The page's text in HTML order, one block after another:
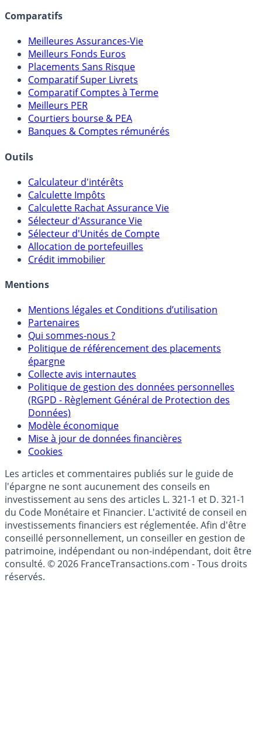
Comparatifs
Meilleures Assurances-Vie
Meilleurs Fonds Euros
Placements Sans Risque
Comparatif Super Livrets
Comparatif Comptes à Terme
Meilleurs PER
Courtiers bourse & PEA
Banques & Comptes rémunérés
Outils
Calculateur d'intérêts
Calculette Impôts
Calculette Rachat Assurance Vie
Sélecteur d'Assurance Vie
Sélecteur d'Unités de Compte
Allocation de portefeuilles
Crédit immobilier
Mentions
Mentions légales et Conditions d’utilisation
Partenaires
Qui sommes-nous ?
Politique de référencement des placements
épargne
Collecte avis internautes
Politique de gestion des données personnelles
(RGPD - Règlement Général de Protection des
Données)
Modèle économique
Mise à jour de données financières
Cookies
Les articles et commentaires publiés sur le guide de
l'épargne ne sont aucunement des conseils en
investissement au sens des articles L. 321-1 et D. 321-1
du Code Monétaire et Financier. L'activité de conseil en
investissements financiers est réglementée. Afin d'être
conseillé personnellement, un conseiller en gestion de
patrimoine, indépendant ou non-indépendant, doit être
consulté. © 2026 FranceTransactions.com - Tous droits
réservés.